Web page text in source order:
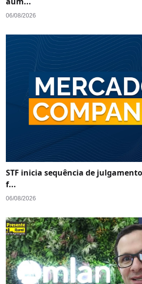
06/08/2026
STF inicia sequência de
f...
06/08/2026